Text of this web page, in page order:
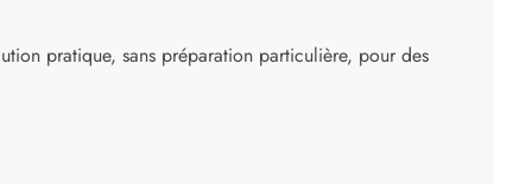
pratique, sans préparation particulière, pour des